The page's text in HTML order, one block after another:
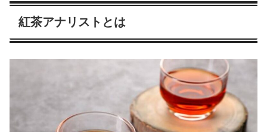
紅茶アナリストとは